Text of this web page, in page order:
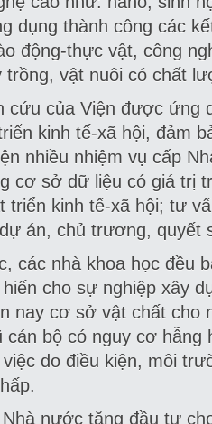
dụng thành công các
động-thực vật, công
trồng, vật nuôi có chất
cứu của Viện được ứng
kinh tế-xã hội, đảm
nhiều nhiệm vụ cấp
cơ sở dữ liệu có giá trị
triển kinh tế-xã hội; tư
án, chủ trương, quyết
các nhà khoa học đều
cho sự nghiệp xây
nay cơ sở vật chất cho
cán bộ có nguy cơ hẫng
do điều kiện, môi
nước tăng đầu tư